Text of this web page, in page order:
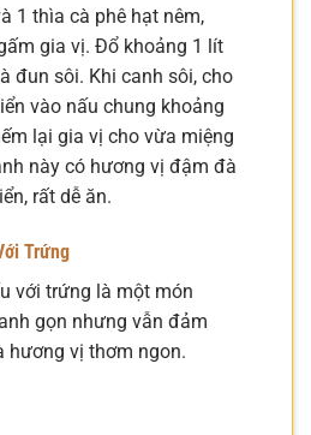
1 thìa cà phê hạt nêm,
gia vị. Đổ khoảng 1 lít
đun sôi. Khi canh sôi, cho
vào nấu chung khoảng
lại gia vị cho vừa miệng
này có hương vị đậm đà
rất dễ ăn.
Trứng
với trứng là một món
gọn nhưng vẫn đảm
hương vị thơm ngon.